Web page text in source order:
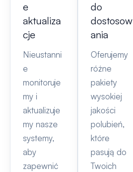
e
aktualiza
cje
Nieustanni
e
monitoruje
my i
aktualizuje
my nasze
systemy,
aby
zapewnić
do
dostosow
ania
Oferujemy
różne
pakiety
wysokiej
jakości
polubień,
które
pasują do
Twoich